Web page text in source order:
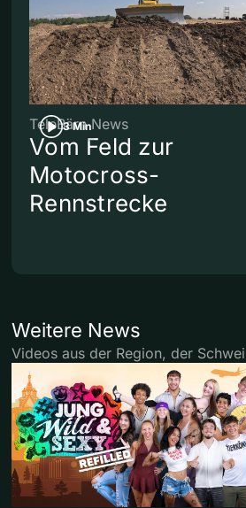
3 Min
TeleBärn News
Vom Feld zur
Motocross-
Rennstrecke
Weitere News
Videos aus der Region, der